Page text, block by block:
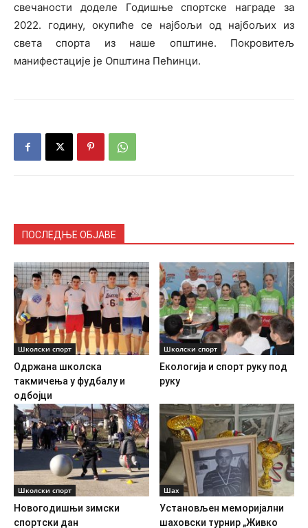
свечаности доделе Годишње спортске награде за
2022. годину, окупиће се најбољи од најбољих из
света спорта из наше општине. Покровитељ
манифестације је Општина Пећинци.
ПОСЛЕДЊЕ ОБЈАВЕ
Школски спорт
Одржана школска
такмичења у фудбалу и
одбојци
Школски спорт
Екологија и спорт руку под
руку
Школски спорт
Новогодишњи зимски
спортски дан
Шах
Установљен меморијални
шаховски турнир „Живко